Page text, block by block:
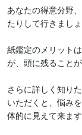
あなたの得意分野
たりして行きましょ
紙鑑定のメリット
が、頭に残ること
さらに詳しく知り
いただくと、悩み
体的に見えて来ま